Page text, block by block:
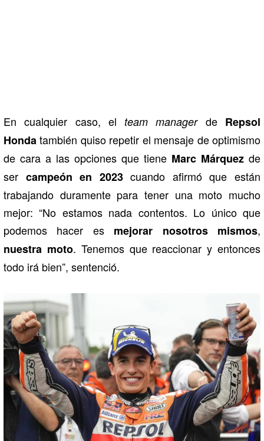
En cualquier caso, el team managerde Repsol
Hondatambién quiso repetir el mensaje de optimismo
de cara a las opciones que tiene Marc Márquez de
ser campeón en 2023cuando afirmó que están
trabajando duramente para tener una moto mucho
mejor: “No estamos nada contentos. Lo único que
podemos hacer es mejorar nosotros mismos,
nuestra moto. Tenemos que reaccionar y entonces
todo irá bien”, sentenció.